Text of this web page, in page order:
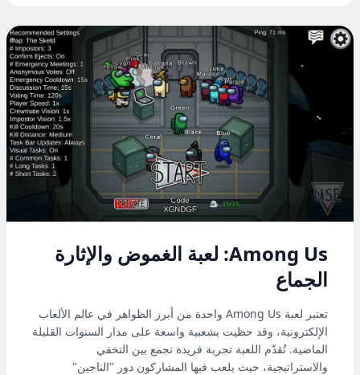
Among Us: لعبة الغموض والإثارة
الجماع
تعتبر لعبة Among Us واحدة من أبرز الظواهر في عالم الألعاب
الإلكترونية، وقد حظيت بشعبية واسعة على مدار السنوات القليلة
الماضية. تُقدّم اللعبة تجربة فريدة تجمع بين التخفي
والاستراتيجية، حيث يلعب فيها المشاركون دور "الناجين"